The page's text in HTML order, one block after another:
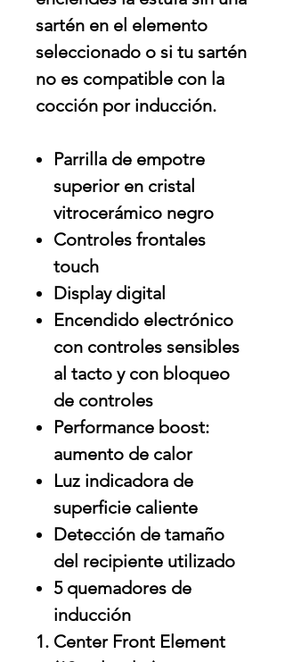
sartén en el elemento
seleccionado o si tu sartén
no es compatible con la
cocción por inducción.
Parrilla de empotre
superior en cristal
vitrocerámico negro
Controles frontales
touch
Display digital
Encendido electrónico
con controles sensibles
al tacto y con bloqueo
de controles
Performance boost:
aumento de calor
Luz indicadora de
superficie caliente
Detección de tamaño
del recipiente utilizado
5 quemadores de
inducción
Center Front Element